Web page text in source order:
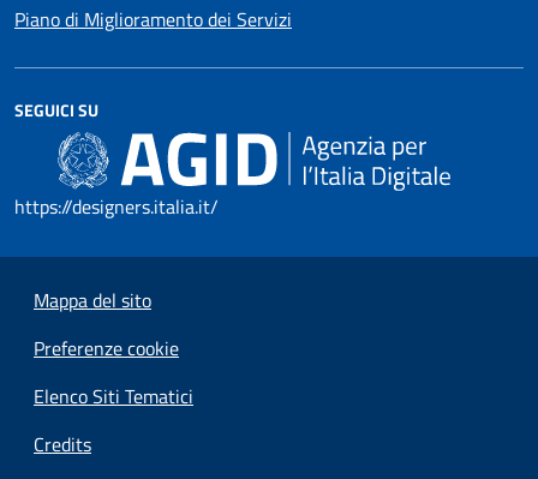
Piano di Miglioramento dei Servizi
SEGUICI SU
https://designers.italia.it/
Mappa del sito
Preferenze cookie
Elenco Siti Tematici
Credits